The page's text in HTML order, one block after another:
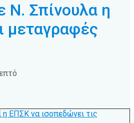
Ν. Σπίνουλα η
μεταγραφές